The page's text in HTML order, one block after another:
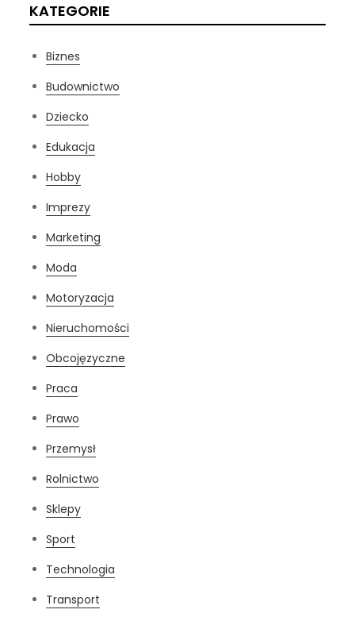
KATEGORIE
Biznes
Budownictwo
Dziecko
Edukacja
Hobby
Imprezy
Marketing
Moda
Motoryzacja
Nieruchomości
Obcojęzyczne
Praca
Prawo
Przemysł
Rolnictwo
Sklepy
Sport
Technologia
Transport